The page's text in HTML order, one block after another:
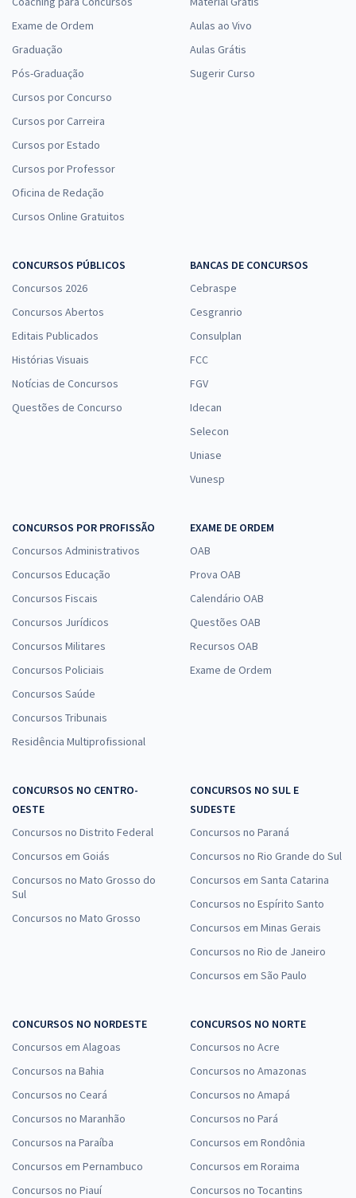
Exame de Ordem
Graduação
Pós-Graduação
Cursos por Concurso
Cursos por Carreira
Cursos por Estado
Cursos por Professor
Oficina de Redação
Cursos Online Gratuitos
Aulas ao Vivo
Aulas Grátis
Sugerir Curso
CONCURSOS PÚBLICOS
Concursos 2026
Concursos Abertos
Editais Publicados
Histórias Visuais
Notícias de Concursos
Questões de Concurso
BANCAS DE CONCURSOS
Cebraspe
Cesgranrio
Consulplan
FCC
FGV
Idecan
Selecon
Uniase
Vunesp
CONCURSOS POR PROFISSÃO
Concursos Administrativos
Concursos Educação
Concursos Fiscais
Concursos Jurídicos
Concursos Militares
Concursos Policiais
Concursos Saúde
Concursos Tribunais
Residência Multiprofissional
EXAME DE ORDEM
OAB
Prova OAB
Calendário OAB
Questões OAB
Recursos OAB
Exame de Ordem
CONCURSOS NO CENTRO-
OESTE
Concursos no Distrito Federal
Concursos em Goiás
Concursos no Mato Grosso do
Sul
Concursos no Mato Grosso
CONCURSOS NO SUL E
SUDESTE
Concursos no Paraná
Concursos no Rio Grande do Sul
Concursos em Santa Catarina
Concursos no Espírito Santo
Concursos em Minas Gerais
Concursos no Rio de Janeiro
Concursos em São Paulo
CONCURSOS NO NORDESTE
Concursos em Alagoas
Concursos na Bahia
Concursos no Ceará
Concursos no Maranhão
Concursos na Paraíba
Concursos em Pernambuco
Concursos no Piauí
CONCURSOS NO NORTE
Concursos no Acre
Concursos no Amazonas
Concursos no Amapá
Concursos no Pará
Concursos em Rondônia
Concursos em Roraima
Concursos no Tocantins